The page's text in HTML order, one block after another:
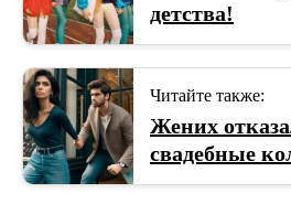
детства!
Читайте также:
Жених
свадебные